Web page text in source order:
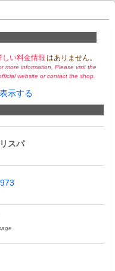
しい料金情報 はありません。
more information, Please visit the
website or contact the shop.
示する
スパ